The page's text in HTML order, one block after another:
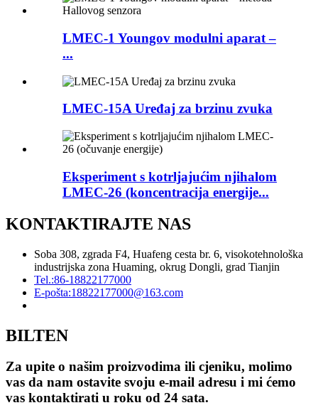
LMEC-1 Youngov modulni aparat –
...
LMEC-15A Uređaj za brzinu zvuka
Eksperiment s kotrljajućim njihalom
LMEC-26 (koncentracija energije...
KONTAKTIRAJTE NAS
Soba 308, zgrada F4, Huafeng cesta br. 6, visokotehnološka
industrijska zona Huaming, okrug Dongli, grad Tianjin
Tel.:86-18822177000
E-pošta:18822177000@163.com
BILTEN
Za upite o našim proizvodima ili cjeniku, molimo
vas da nam ostavite svoju e-mail adresu i mi ćemo
vas kontaktirati u roku od 24 sata.